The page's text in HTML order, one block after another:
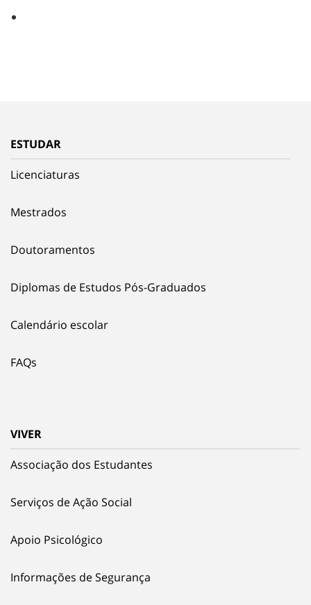
ESTUDAR
Licenciaturas
Mestrados
Doutoramentos
Diplomas de Estudos Pós-Graduados
Calendário escolar
FAQs
VIVER
Associação dos Estudantes
Serviços de Ação Social
Apoio Psicológico
Informações de Segurança